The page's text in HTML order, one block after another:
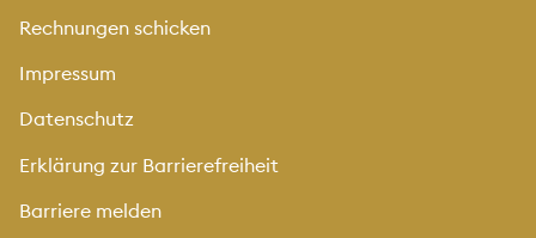
Rechnungen schicken
Impressum
Datenschutz
Erklärung zur Barrierefreiheit
Barriere melden